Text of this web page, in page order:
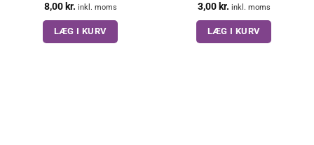
8,00 kr. inkl. moms
LÆG I KURV
3,00 kr. inkl. moms
LÆG I KURV